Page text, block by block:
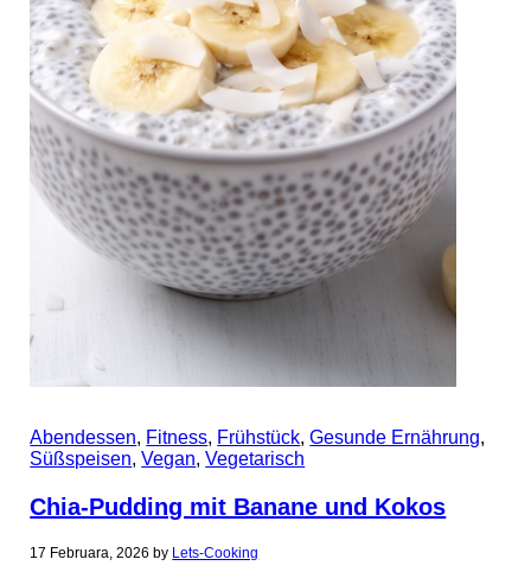
Abendessen, Fitness, Frühstück,Gesunde Ernährung,
Süßspeisen,Vegan,Vegetarisch
Chia-Pudding mit Banane und Kokos
17 Februara, 2026 by Lets-Cooking